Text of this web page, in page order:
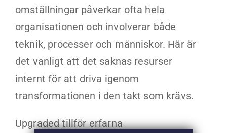
omställningar påverkar ofta hela
organisationen och involverar både
teknik, processer och människor. Här är
det vanligt att det saknas resurser
internt för att driva igenom
transformationen i den takt som krävs.
Upgraded tillför erfarna